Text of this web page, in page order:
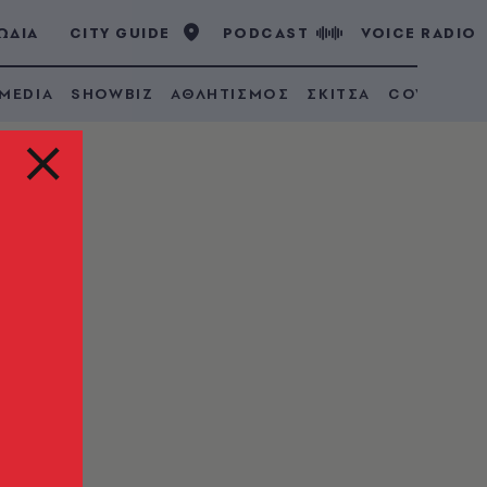
CITY GUIDE PODCAST VOICE RADIO
SHOWBIZ ΑΘΛΗΤΙΣΜΟΣ ΣΚΙΤΣΑ COVID 19